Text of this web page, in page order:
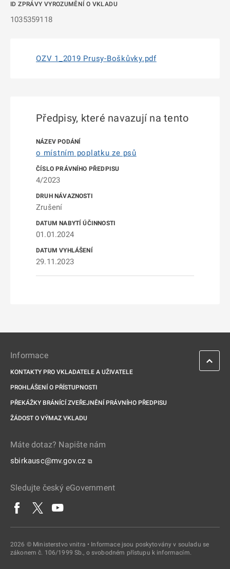
ID ZPRÁVY VYROZUMĚNÍ O VKLADU
1035359118
OZV 1_2019 Prusy-Boškůvky.pdf
Předpisy, které navazují na tento
o místním poplatku ze psů
4/2023
Zrušení
01.01.2024
29.11.2023
Informace
KONTAKTY PRO VKLADATELE A UŽIVATELE
PROHLÁŠENÍ O PŘÍSTUPNOSTI
PŘEKÁŽKY BRÁNÍCÍ ZVEŘEJNĚNÍ PRÁVNÍHO PŘEDPISU
ŽÁDOST O VÝMAZ VKLADU
Máte dotaz? Napište nám
sbirkausc@mv.gov.cz ⧉
Sledujte český eGovernment
2026 © Ministerstvo vnitra • Informace jsou poskytovány v souladu se
zákonem č. 106/1999 Sb., o svobodném přístupu k informacím.